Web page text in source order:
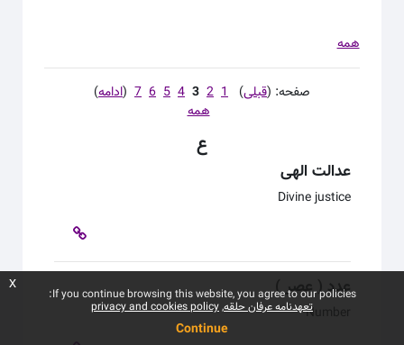
همه
صفحه: (قبلی)
1
2
3
4
5
6
7
(ادامه)
همه
ع
عدالت الهی
Divine justice
عدد ( عصر )
Number
If you continue browsing this website, you agree to our policies:
تعهدنامه عرفان حلقه privacy and cookies policy
Continue
x